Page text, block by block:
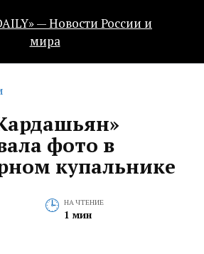
фото в
купальнике
НА ЧТЕНИЕ
1 мин